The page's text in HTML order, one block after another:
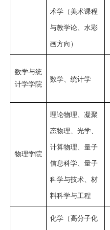
术学（美术课程
与教学论、水彩
画方向）
数学与统
计学学院
数学、统计学
物理学院
理论物理、凝聚
态物理、光学、
计算物理、量子
信息科学、量子
科学与技术、材
料科学与工程
化学（高分子化